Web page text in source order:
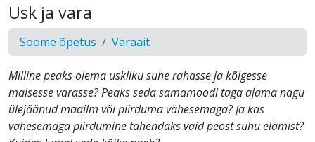
Usk ja vara
Soome õpetus Varaait
Milline peaks olema uskliku suhe rahasse ja kõigesse
maisesse varasse? Peaks seda samamoodi taga ajama nagu
ülejäänud maailm või piirduma vähesemaga? Ja kas
vähesemaga piirdumine tähendaks vaid peost suhu elamist?